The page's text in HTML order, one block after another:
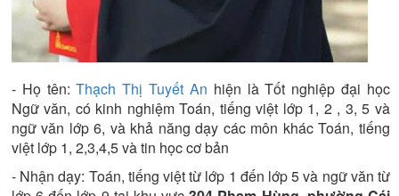
- Họ tên:Thạch Thị Tuyết An hiện làTốt nghiệp đại học
Ngữ văn, có kinh nghiệmToán, tiếng việt lớp 1, 2 , 3, 5 và
ngữ văn lớp 6, và khả năng dạy các môn khácToán, tiếng
việt lớp 1, 2,3,4,5 và tin học cơ bản
- Nhận dạy: Toán, tiếng việt từ lớp 1 đến lớp 5 và ngữ văn từ